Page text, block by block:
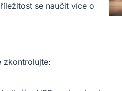
se naučit více o
zkontrolujte: